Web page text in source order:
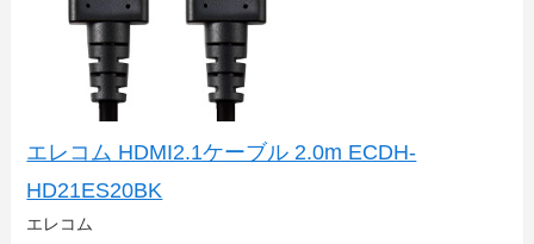
エレコム HDMI2.1ケーブル 2.0m ECDH-
HD21ES20BK
エレコム